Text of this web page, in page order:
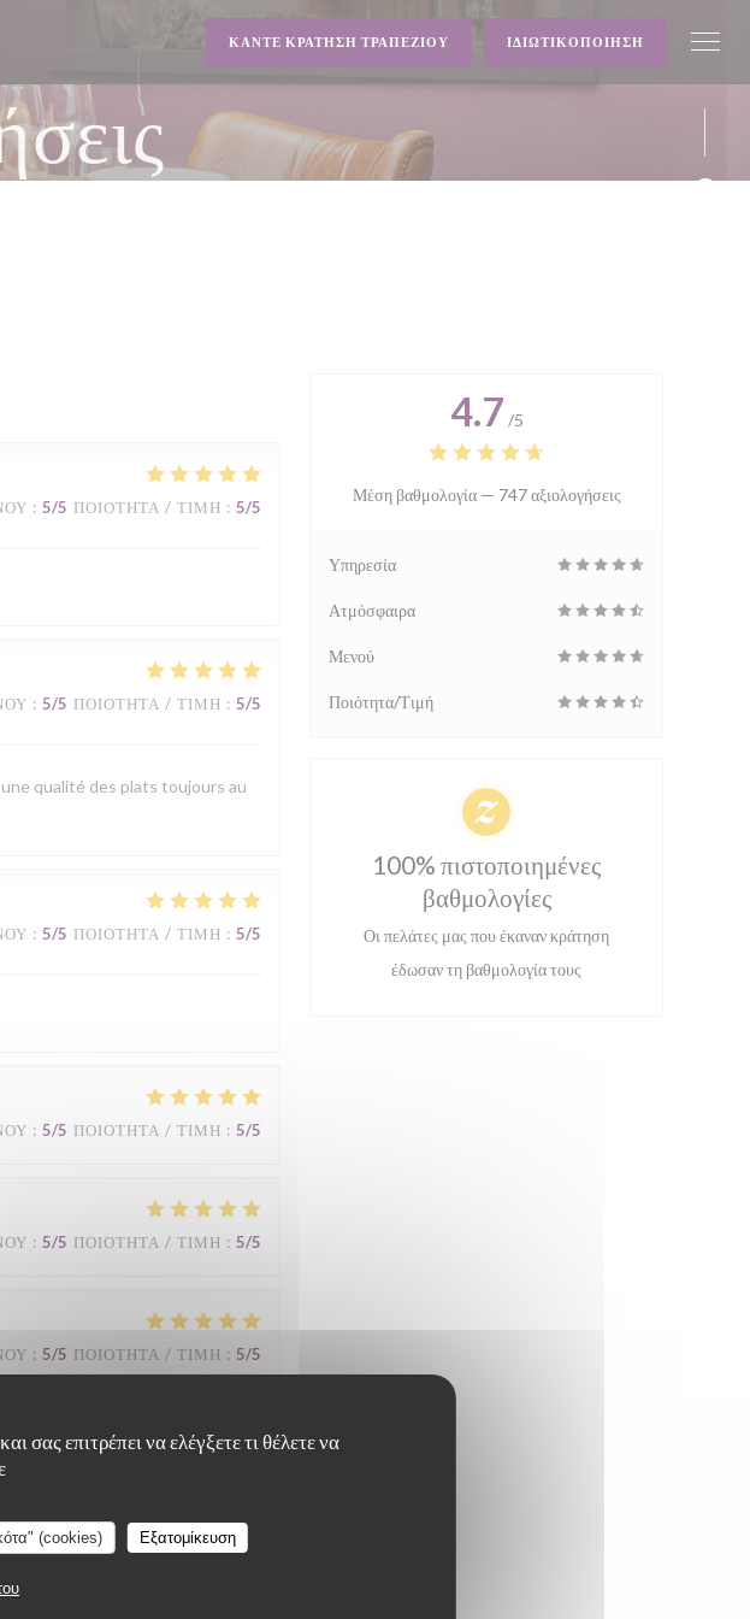
επιτρέπει να ελέγξετε τι θέλετε να
(cookies) Εξατομίκευση
ΚΆΝΤΕ ΚΡΆΤΗΣΗ ΤΡΑΠΕΖΙΟΎ ΙΔΙΩΤΙΚΟΠΟΊΗΣΗ
: 5/5 ΠΟΙΌΤΗΤΑ / ΤΙΜΉ : 5/5
: 5/5 ΠΟΙΌΤΗΤΑ / ΤΙΜΉ : 5/5
qualité des plats toujours au
: 5/5 ΠΟΙΌΤΗΤΑ / ΤΙΜΉ : 5/5
: 5/5 ΠΟΙΌΤΗΤΑ / ΤΙΜΉ : 5/5
: 5/5 ΠΟΙΌΤΗΤΑ / ΤΙΜΉ : 5/5
: 5/5 ΠΟΙΌΤΗΤΑ / ΤΙΜΉ : 5/5
a une très bonne équipe: le
qualité, il ne fait pas de
4.7 /5
Μέση βαθμολογία — 747 αξιολογήσεις
Υπηρεσία
Ατμόσφαιρα
Μενού
Ποιότητα/Τιμή
100% πιστοποιημένες
βαθμολογίες
Οι πελάτες μας που έκαναν κράτηση
έδωσαν τη βαθμολογία τους